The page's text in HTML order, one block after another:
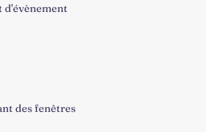
d'évènement
des fenêtres